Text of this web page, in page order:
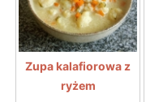
Zupa kalafiorowa z
ryżem